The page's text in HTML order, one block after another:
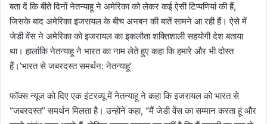
बता दें कि बीते दिनों नेतन्याहू ने अमेरिका को लेकर कई ऐसी टिप्पणियां की हैं,
जिसके बाद अमेरिका इजरायल के बीच अनबन की बातें सामने आ रही हैं। ऐसे में
जेडी वेंस ने अमेरिका को इजरायल का इकलौता शक्तिशाली सहयोगी देश बताया
था। हालांकि नेतन्याहू ने भारत का नाम लेते हुए कहा कि हमारे और भी दोस्त
हैं।’भारत से जबरदस्त समर्थन: नेतन्याहू’
फॉक्स न्यूज को दिए एक इंटरव्यू में नेतन्याहू ने कहा कि इजरायल को भारत से
“जबरदस्त” समर्थन मिलता है। उन्होंने कहा, “मैं जेडी वेंस का सम्मान करता हूं और